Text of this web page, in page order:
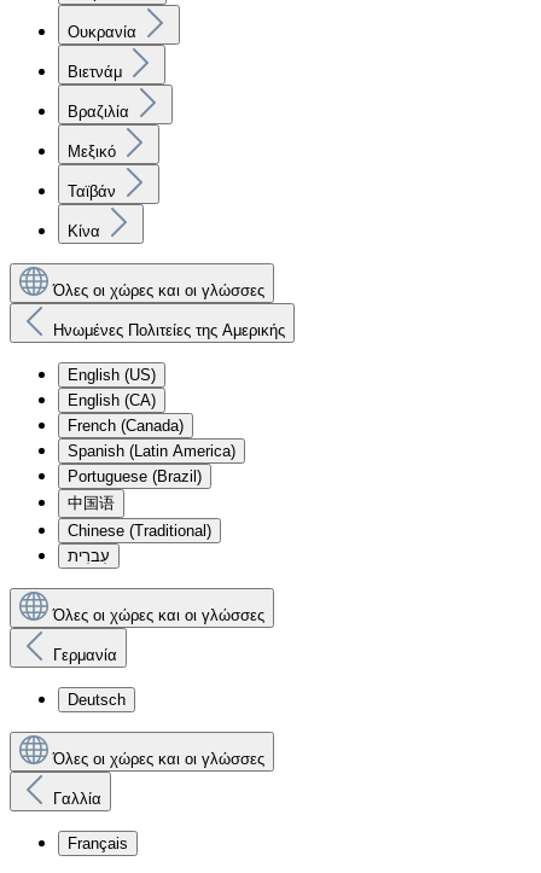
Ουκρανία
Βιετνάμ
Βραζιλία
Μεξικό
Ταϊβάν
Κίνα
Όλες οι χώρες και οι γλώσσες
Ηνωμένες Πολιτείες της Αμερικής
English (US)
English (CA)
French (Canada)
Spanish (Latin America)
Portuguese (Brazil)
中国语
Chinese (Traditional)
עִברִית
Όλες οι χώρες και οι γλώσσες
Γερμανία
Deutsch
Όλες οι χώρες και οι γλώσσες
Γαλλία
Français